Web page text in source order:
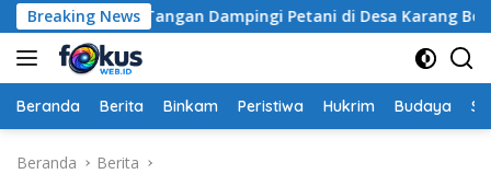
Langsung
ke
konten
Breaking News
Turun Tangan Dampingi Petani di Desa Karang Bongkot
Beranda Berita Binkam Peristiwa Hukrim Budaya
Beranda Berita